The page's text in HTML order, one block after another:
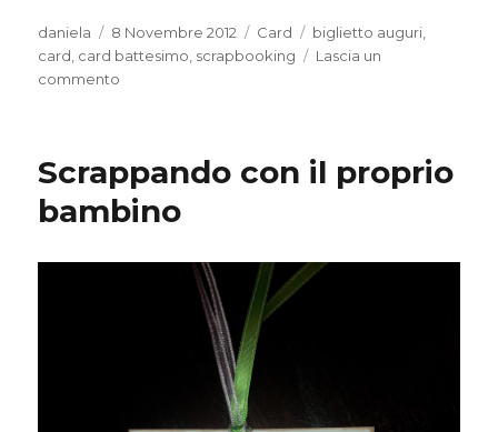
Autore
daniela
Pubblicato
il
8 Novembre 2012 Categorie
Card Tag
biglietto auguri
card card battesimo scrapbooking
Lascia un
commento
Battesimo
Scrappando con il proprio
bambino